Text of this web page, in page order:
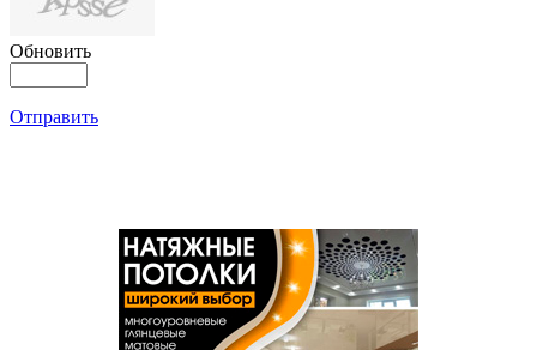
Обновить
Отправить